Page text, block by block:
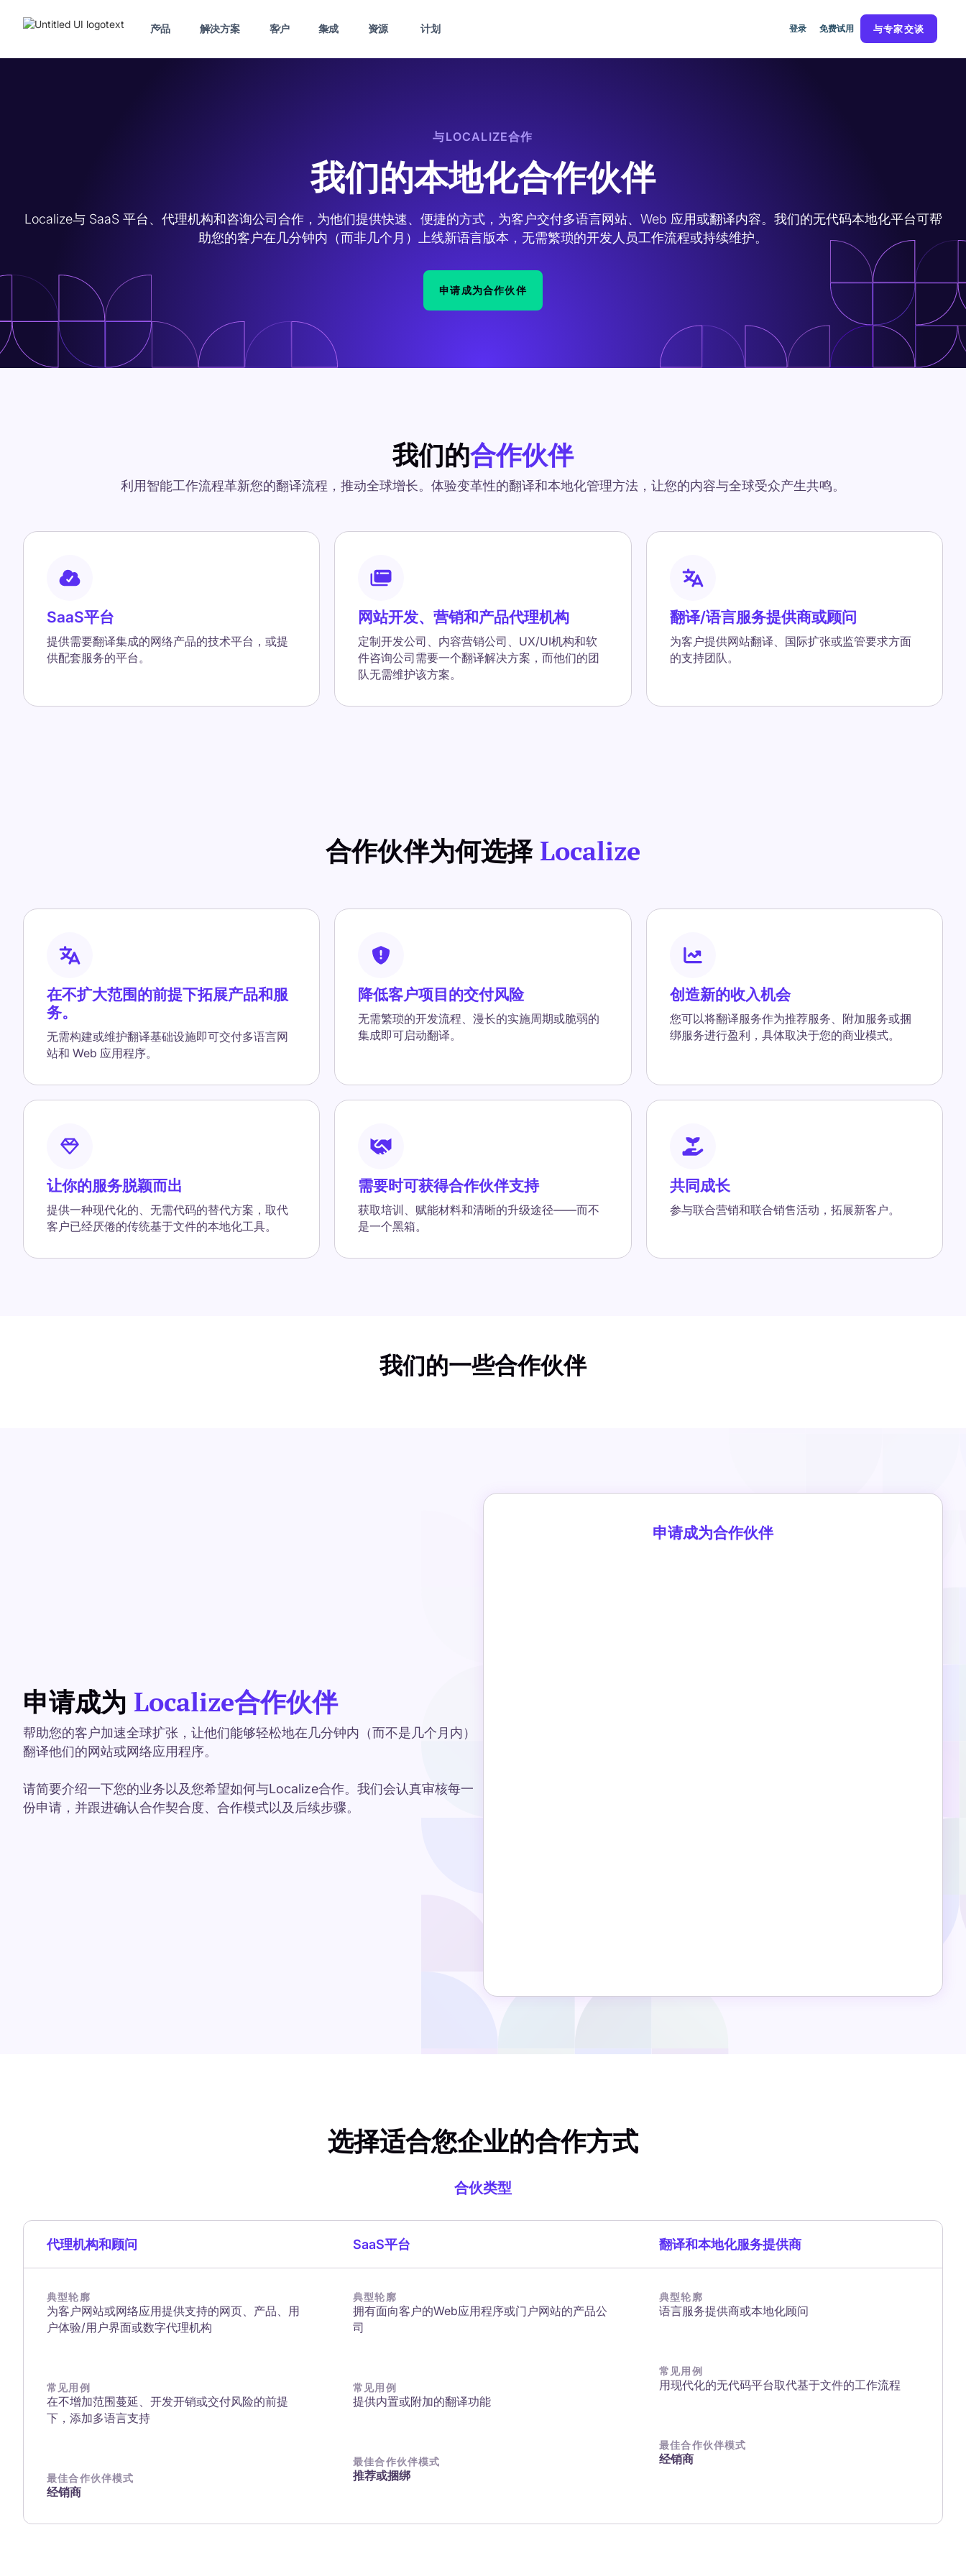
产品 解决方案 客户 集成 资源 计划 登录 免费试用 与专家交谈
与LOCALIZE合作
我们的本地化合作伙伴
Localize与 SaaS 平台、代理机构和咨询公司合作，为他们提供快速、便捷的方式，为客户交付多语言网站、Web 应用或翻译内容。我们的无代码本地化平台可帮
助您的客户在几分钟内（而非几个月）上线新语言版本，无需繁琐的开发人员工作流程或持续维护。
申请成为合作伙伴
我们的合作伙伴
利用智能工作流程革新您的翻译流程，推动全球增长。体验变革性的翻译和本地化管理方法，让您的内容与全球受众产生共鸣。
SaaS平台
提供需要翻译集成的网络产品的技术平台，或提
供配套服务的平台。
网站开发、营销和产品代理机构
定制开发公司、内容营销公司、UX/UI机构和软
件咨询公司需要一个翻译解决方案，而他们的团
队无需维护该方案。
翻译/语言服务提供商或顾问
为客户提供网站翻译、国际扩张或监管要求方面
的支持团队。
合作伙伴为何选择Localize
在不扩大范围的前提下拓展产品和服
务。
无需构建或维护翻译基础设施即可交付多语言网
站和 Web 应用程序。
降低客户项目的交付风险
无需繁琐的开发流程、漫长的实施周期或脆弱的
集成即可启动翻译。
创造新的收入机会
您可以将翻译服务作为推荐服务、附加服务或捆
绑服务进行盈利，具体取决于您的商业模式。
让你的服务脱颖而出
提供一种现代化的、无需代码的替代方案，取代
客户已经厌倦的传统基于文件的本地化工具。
需要时可获得合作伙伴支持
获取培训、赋能材料和清晰的升级途径——而不
是一个黑箱。
共同成长
参与联合营销和联合销售活动，拓展新客户。
我们的一些合作伙伴
申请成为 Localize合作伙伴
帮助您的客户加速全球扩张，让他们能够轻松地在几分钟内（而不是几个月内）
翻译他们的网站或网络应用程序。
请简要介绍一下您的业务以及您希望如何与Localize合作。我们会认真审核每一
份申请，并跟进确认合作契合度、合作模式以及后续步骤。
申请成为合作伙伴
选择适合您企业的合作方式
合伙类型
代理机构和顾问
典型轮廓
为客户网站或网络应用提供支持的网页、产品、用
户体验/用户界面或数字代理机构
常见用例
在不增加范围蔓延、开发开销或交付风险的前提
下，添加多语言支持
最佳合作伙伴模式
经销商
SaaS平台
典型轮廓
拥有面向客户的Web应用程序或门户网站的产品公
司
常见用例
提供内置或附加的翻译功能
最佳合作伙伴模式
推荐或捆绑
翻译和本地化服务提供商
典型轮廓
语言服务提供商或本地化顾问
常见用例
用现代化的无代码平台取代基于文件的工作流程
最佳合作伙伴模式
经销商